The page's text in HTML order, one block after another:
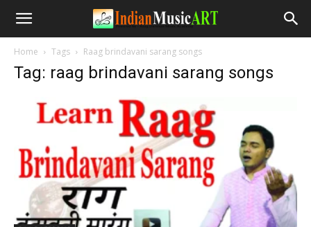
Home Tags Raag brindavani sarang songs
Tag: raag brindavani sarang songs